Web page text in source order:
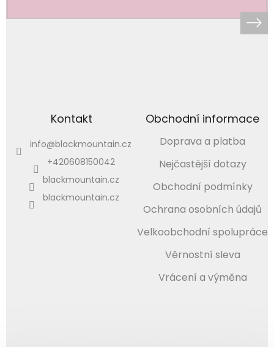
Kontakt
info@blackmountain.cz
+420608150042
blackmountain.cz
blackmountain.cz
Obchodní informace
Doprava a platba
Nejčastější dotazy
Obchodní podmínky
Ochrana osobních údajů
Velkoobchodní spolupráce
Věrnostní sleva
Vrácení a výměna